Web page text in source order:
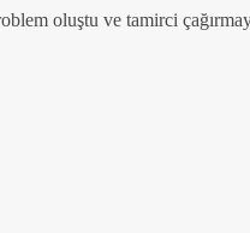
oluştu ve tamirci